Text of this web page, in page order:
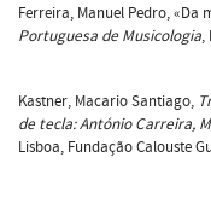
Ferreira, Manuel Pedro, «Da
Portuguesa de Musicologia,
Kastner, Macario Santiago,
de tecla: António Carreira,
Lisboa, Fundação Calouste